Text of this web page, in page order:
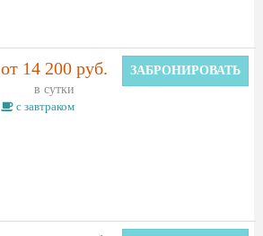
от 14 200 руб.
в сутки
с завтраком
ЗАБРОНИРОВАТЬ